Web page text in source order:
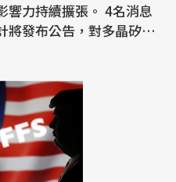
續擴張。 4名消息
將發布公告，對多晶矽、